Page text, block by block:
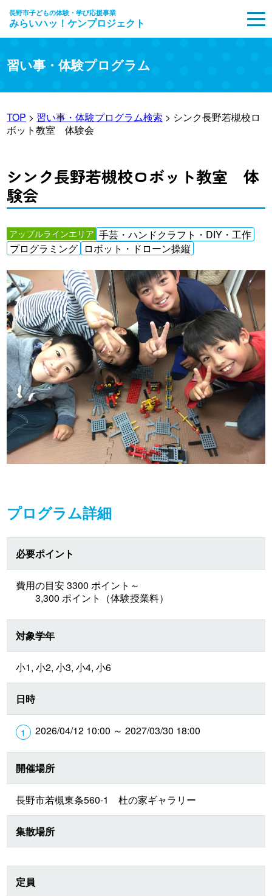
長野市子どもの体験・学び応援事業
みらいハッ！ケンプロジェクト
習い事・体験プログラム
TOP > 習い事・体験プログラム検索 > シンク長野若槻校ロ
ボット教室 体験会
シンク長野若槻校ロボット教室 体
験会
アップルラインエリア 手芸・ハンドクラフト・DIY・工作
プログラミング ロボット・ドローン操縦
プログラム詳細
必要ポイント
費用の目安 3300 ポイント～
3,300 ポイント（体験授業料）
対象学年
小1, 小2, 小3, 小4, 小6
日時
2026/04/12 10:00 ～ 2027/03/30 18:00
開催場所
長野市若槻東条560-1 杜の家ギャラリー
集散場所
定員